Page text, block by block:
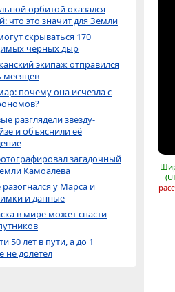
орбитой оказался
что это значит для Земли
скрываться 170
черных дыр
экипаж отправился
почему она исчезла с
разглядели звезду-
и объяснили её
загадочный
Камоалева
разогнался у Марса и
и данные
в мире может спасти
50 лет в пути, а до 1
не долетел